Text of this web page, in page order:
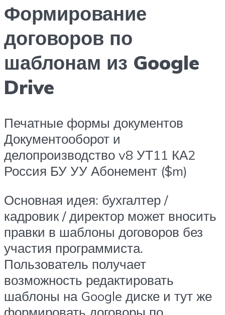
Формирование
договоров по
шаблонам из Google
Drive
Печатные формы документов
Документооборот и
делопроизводство v8 УТ11 КА2
Россия БУ УУ Абонемент ($m)
Основная идея: бухгалтер /
кадровик / директор может вносить
правки в шаблоны договоров без
участия программиста.
Пользователь получает
возможность редактировать
шаблоны на Google диске и тут же